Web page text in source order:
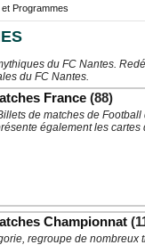
et Programmes
du FC Nantes.
du FC Nantes.
France (88)
de matches de
également les
Championnat
regroupe de nombreux